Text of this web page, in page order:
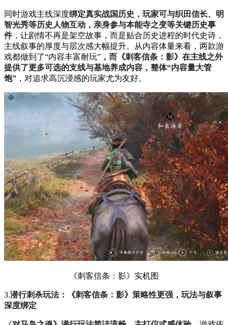
同时游戏主线深度绑定真实战国历史，玩家可与织田信长、明
智光秀等历史人物互动，亲身参与本能寺之变等关键历史事
件，让剧情不再是架空故事，而是贴合历史进程的时代史诗，
主线叙事的厚度与层次感大幅提升。从内容体量来看，两款游
戏都做到了“内容丰富耐玩” ，而《刺客信条：影》在主线之外
提供了更多可选的支线与基地养成内容，整体“内容量大管
饱” ，对追求高沉浸感的玩家尤为友好。
《刺客信条：影》实机图
3.潜行刺杀玩法：《刺客信条：影》策略性更强，玩法与叙事
深度绑定